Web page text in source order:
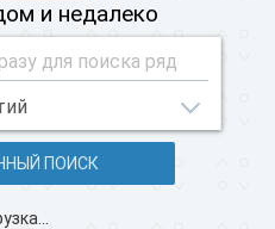
и недалеко
ПОИСК